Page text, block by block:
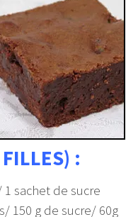
:
sachet de sucre
150 g de sucre/ 60g